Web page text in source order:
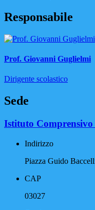
Responsabile
Prof. Giovanni Guglielmi
Dirigente scolastico
Sede
Istituto
Indirizzo
Piazza Guido
CAP
03027